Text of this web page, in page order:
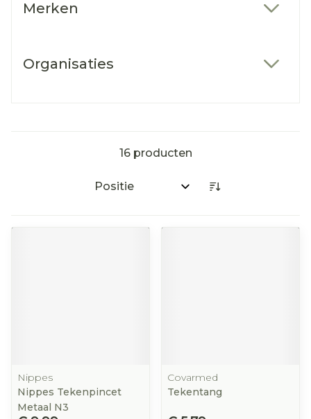
Merken
Organisaties
16producten
Sorteer op:
Nippes
Nippes Tekenpincet
Metaal N3
Covarmed
Tekentang